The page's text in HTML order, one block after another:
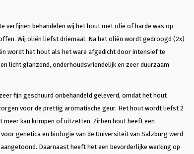
verfijnen behandelen wij het hout met olie of harde was op
Wij oliën liefst driemaal. Na het oliën wordt gedroogd (2x)
wordt het hout als het ware afgedicht door intensief te
licht glanzend, onderhoudsvriendelijk en zeer duurzaam
fijn geschuurd onbehandeld geleverd, omdat het hout
voor de prettig aromatische geur. Het hout wordt liefst 2
kan krimpen of uitzetten. Zirben hout heeft een
genetica en biologie van de Universiteit van Salzburg werd
Daarnaast heeft het een bevorderlijke werking op